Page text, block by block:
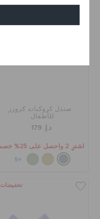
صندل كروكباند كروزر
للأطفال
د.إ. 179
اشترِ 2 واحصل على 25% خصم
+5
تخفيضات